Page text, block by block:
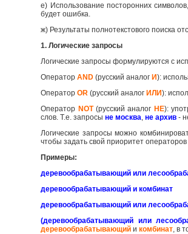
е) Использование посторонних
будет ошибка.
ж) Результаты полнотекстового поиска
1. Логические запросы
Логические запросы формулируются с
ОператорAND (русский аналогИ):
ОператорOR (русский аналогИЛИ):
Оператор NOT(русский аналог НЕ):
слов. Т.е. запросыне москва,не архив -
Логические запросы можно
чтобы задать свой приоритет
Примеры:
деревообрабатывающий или
деревообрабатывающий и комбинат
деревообрабатывающий или
(деревообрабатывающий или
деревообрабатывающий икомбинат, в